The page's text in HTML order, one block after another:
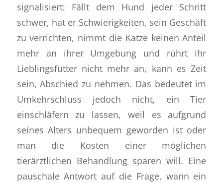
signalisiert: Fällt dem Hund jeder Schritt
schwer, hat er Schwierigkeiten, sein Geschäft
zu verrichten, nimmt die Katze keinen Anteil
mehr an ihrer Umgebung und rührt ihr
Lieblingsfutter nicht mehr an, kann es Zeit
sein, Abschied zu nehmen. Das bedeutet im
Umkehrschluss jedoch nicht, ein Tier
einschläfern zu lassen, weil es aufgrund
seines Alters unbequem geworden ist oder
man die Kosten einer möglichen
tierärztlichen Behandlung sparen will. Eine
pauschale Antwort auf die Frage, wann ein